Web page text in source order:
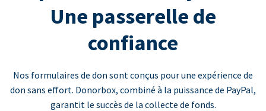
Une passerelle de
confiance
Nos formulaires de don sont conçus pour une expérience de
don sans effort. Donorbox, combiné à la puissance de PayPal,
garantit le succès de la collecte de fonds.